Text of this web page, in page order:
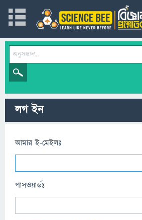
লগ ইন
আমার ই-মেইলঃ
পাসওয়ার্ডঃ